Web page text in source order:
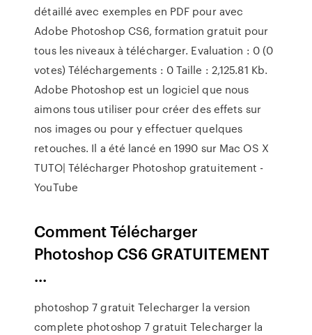
détaillé avec exemples en PDF pour avec
Adobe Photoshop CS6, formation gratuit pour
tous les niveaux à télécharger. Evaluation : 0 (0
votes) Téléchargements : 0 Taille : 2,125.81 Kb.
Adobe Photoshop est un logiciel que nous
aimons tous utiliser pour créer des effets sur
nos images ou pour y effectuer quelques
retouches. Il a été lancé en 1990 sur Mac OS X
TUTO| Télécharger Photoshop gratuitement -
YouTube
Comment Télécharger
Photoshop CS6 GRATUITEMENT
...
photoshop 7 gratuit Telecharger la version
complete photoshop 7 gratuit Telecharger la